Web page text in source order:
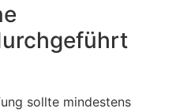
sollte mindestens